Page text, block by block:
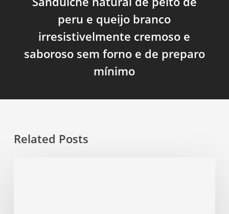
peru e queijo branco
irresistivelmente cremoso e
saboroso sem forno e de preparo
mínimo
Related Posts